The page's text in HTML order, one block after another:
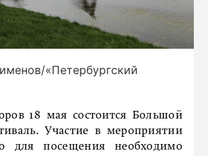
«Петербургский
18 мая состоится Большой
Участие в мероприятии
для посещения необходимо